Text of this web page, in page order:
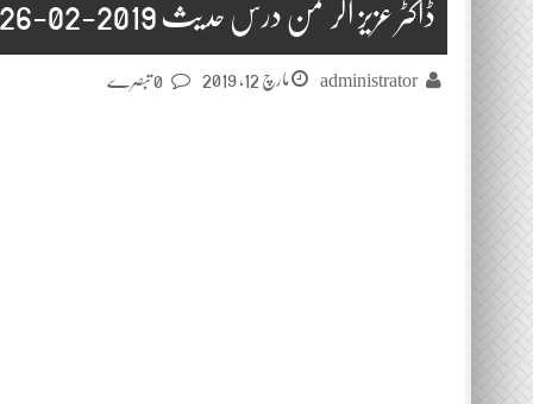
ڈاکٹر عزیز الرحمن درس حدیث 2019-02-26
administrator مارچ 12, 2019